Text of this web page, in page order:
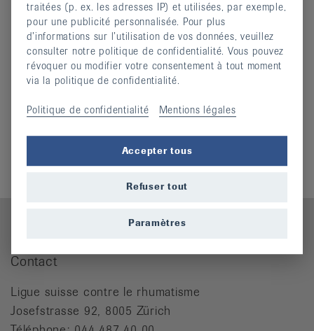
Exercices pour les genoux et pieds
16 mai 2017
Trois conseils pratiques pour tout un chacun.
continuer
Contact
Ligue suisse contre le rhumatisme
Josefstrasse 92, 8005 Zürich
traitées (p. ex. les adresses IP) et utilisées, par exemple,
pour une publicité personnalisée. Pour plus
d’informations sur l’utilisation de vos données, veuillez
consulter notre politique de confidentialité. Vous pouvez
révoquer ou modifier votre consentement à tout moment
via la politique de confidentialité.
Politique de confidentialité Mentions légales
Accepter tous
Refuser tout
Paramètres